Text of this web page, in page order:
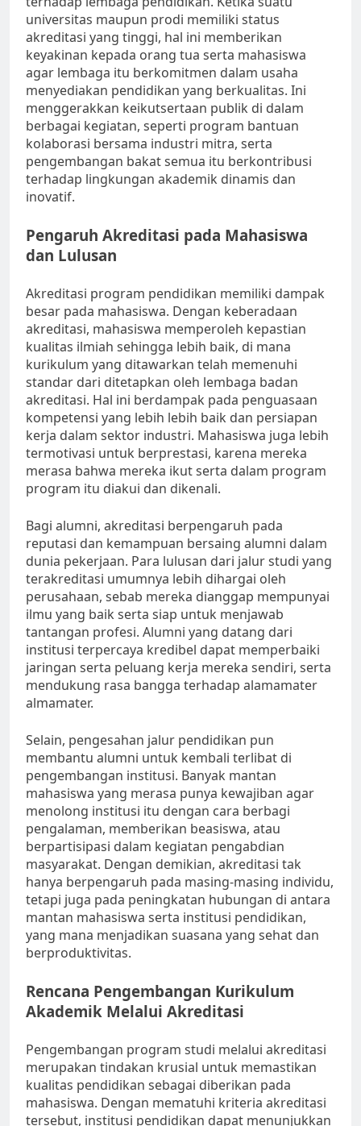
universitas maupun prodi memiliki status
akreditasi yang tinggi, hal ini memberikan
keyakinan kepada orang tua serta mahasiswa
agar lembaga itu berkomitmen dalam usaha
menyediakan pendidikan yang berkualitas. Ini
menggerakkan keikutsertaan publik di dalam
berbagai kegiatan, seperti program bantuan
kolaborasi bersama industri mitra, serta
pengembangan bakat semua itu berkontribusi
terhadap lingkungan akademik dinamis dan
inovatif.
Pengaruh Akreditasi pada Mahasiswa
dan Lulusan
Akreditasi program pendidikan memiliki dampak
besar pada mahasiswa. Dengan keberadaan
akreditasi, mahasiswa memperoleh kepastian
kualitas ilmiah sehingga lebih baik, di mana
kurikulum yang ditawarkan telah memenuhi
standar dari ditetapkan oleh lembaga badan
akreditasi. Hal ini berdampak pada penguasaan
kompetensi yang lebih lebih baik dan persiapan
kerja dalam sektor industri. Mahasiswa juga lebih
termotivasi untuk berprestasi, karena mereka
merasa bahwa mereka ikut serta dalam program
program itu diakui dan dikenali.
Bagi alumni, akreditasi berpengaruh pada
reputasi dan kemampuan bersaing alumni dalam
dunia pekerjaan. Para lulusan dari jalur studi yang
terakreditasi umumnya lebih dihargai oleh
perusahaan, sebab mereka dianggap mempunyai
ilmu yang baik serta siap untuk menjawab
tantangan profesi. Alumni yang datang dari
institusi terpercaya kredibel dapat memperbaiki
jaringan serta peluang kerja mereka sendiri, serta
mendukung rasa bangga terhadap alamamater
almamater.
Selain, pengesahan jalur pendidikan pun
membantu alumni untuk kembali terlibat di
pengembangan institusi. Banyak mantan
mahasiswa yang merasa punya kewajiban agar
menolong institusi itu dengan cara berbagi
pengalaman, memberikan beasiswa, atau
berpartisipasi dalam kegiatan pengabdian
masyarakat. Dengan demikian, akreditasi tak
hanya berpengaruh pada masing-masing individu,
tetapi juga pada peningkatan hubungan di antara
mantan mahasiswa serta institusi pendidikan,
yang mana menjadikan suasana yang sehat dan
berproduktivitas.
Rencana Pengembangan Kurikulum
Akademik Melalui Akreditasi
Pengembangan program studi melalui akreditasi
merupakan tindakan krusial untuk memastikan
kualitas pendidikan sebagai diberikan pada
mahasiswa. Dengan mematuhi kriteria akreditasi
tersebut, institusi pendidikan dapat menunjukkan